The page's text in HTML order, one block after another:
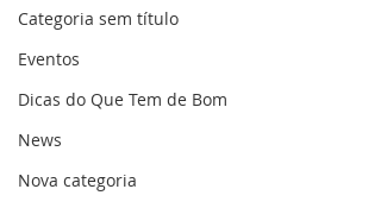
Categoria sem título
Eventos
Dicas do Que Tem de Bom
News
Nova categoria